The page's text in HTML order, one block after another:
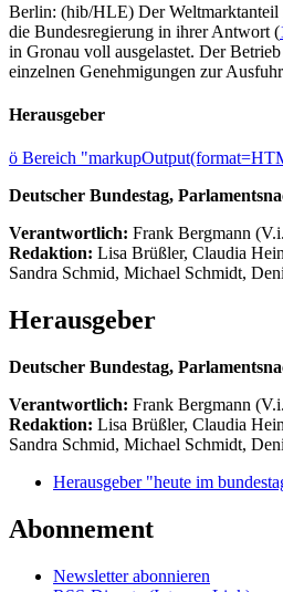
Berlin: (hib/HLE) Der Weltmarktanteil
die Bundesregierung in ihrer Antwort (
in Gronau voll ausgelastet. Der
einzelnen Genehmigungen zur
Herausgeber
ö Bereich
Deutscher Bundestag,
Verantwortlich: Frank Bergmann
Redaktion: Lisa Brüßler, Claudia
Sandra Schmid, Michael Schmidt,
Herausgeber
Deutscher Bundestag,
Verantwortlich: Frank Bergmann
Redaktion: Lisa Brüßler, Claudia
Sandra Schmid, Michael Schmidt,
Herausgeber "heute im
Abonnement
Newsletter abonnieren